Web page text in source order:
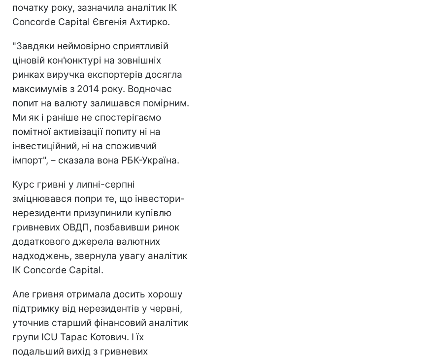
початку року, зазначила аналітик ІК
Concorde Capital Євгенія Ахтирко.
"Завдяки неймовірно сприятливій
ціновій кон'юнктурі на зовнішніх
ринках виручка експортерів досягла
максимумів з 2014 року. Водночас
попит на валюту залишався помірним.
Ми як і раніше не спостерігаємо
помітної активізації попиту ні на
інвестиційний, ні на споживчий
імпорт", – сказала вона РБК-Україна.
Курс гривні у липні-серпні
зміцнювався попри те, що інвестори-
нерезиденти призупинили купівлю
гривневих ОВДП, позбавивши ринок
додаткового джерела валютних
надходжень, звернула увагу аналітик
ІК Concorde Capital.
Але гривня отримала досить хорошу
підтримку від нерезидентів у червні,
уточнив старший фінансовий аналітик
групи ICU Тарас Котович. І їх
подальший вихід з гривневих